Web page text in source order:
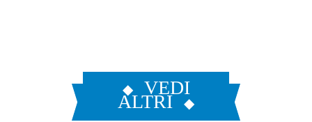
VEDI
ALTRI